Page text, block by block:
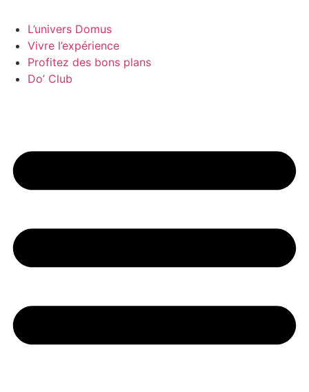
L’univers Domus
Vivre l’expérience
Profitez des bons plans
Do’ Club